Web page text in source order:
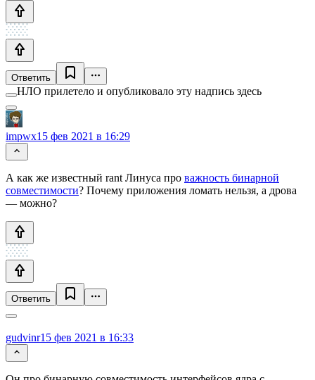
Ответить
НЛО прилетело и опубликовало эту надпись здесь
impwx15 фев 2021 в 16:29
А как же известный rant Линуса про важность бинарной
совместимости? Почему приложения ломать нельзя, а дрова
— можно?
Ответить
gudvinr15 фев 2021 в 16:33